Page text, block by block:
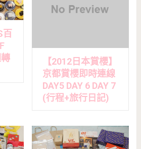
百
【2012日本賞櫻】
京都賞櫻即時連線
DAY5 DAY 6 DAY 7
(行程+旅行日記)